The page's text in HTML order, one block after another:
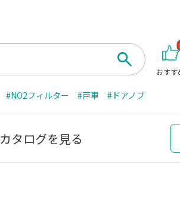
おすす
#NO2フィルター #戸車 #ドアノブ
カタログを見る